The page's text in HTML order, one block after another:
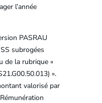
l’année
PASRAU
subrogées
de la rubrique «
».
valorisé par